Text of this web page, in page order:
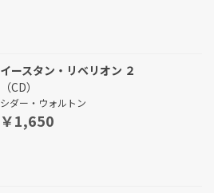
イースタン・リベリオン ２
（CD）
シダー・ウォルトン
￥1,650